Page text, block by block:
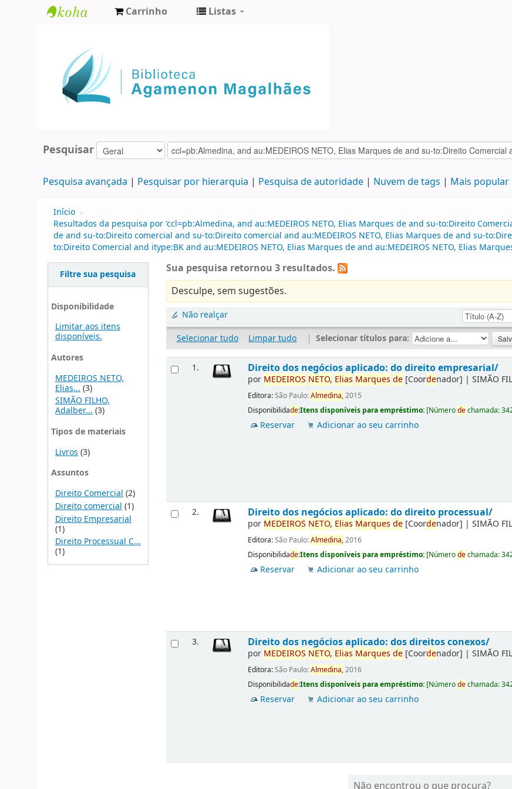
Agamenon
Magalhães
Carrinho Listas
Pesquisar
Pesquisa avançada Pesquisar por hierarquia Pesquisa de autoridade Nuvem de tags Mais popular
Início ›
Resultados da pesquisa por 'ccl=pb:Almedina, and au:MEDEIROS NETO, Elias Marques de and su-to:Direito
de and su-to:Direito comercial and su-to:Direito comercial and au:MEDEIROS NETO, Elias Marques de and su-
to:Direito Comercial and itype:BK and au:MEDEIROS NETO, Elias Marques de and au:MEDEIROS NETO, Elias
Filtre sua pesquisa
Disponibilidade
Limitar aos itens
disponíveis.
Autores
MEDEIROS NETO,
Elias... (3)
SIMÃO FILHO,
Adalber...(3)
Tipos de materiais
Livros (3)
Assuntos
Direito Comercial (2)
Direito comercial (1)
Direito Empresarial
(1)
Direito Processual C...
(1)
Sua pesquisa retornou 3 resultados.
Desculpe, sem sugestões.
Não realçar
Selecionar tudo
Limpar tudo | Selecionar títulos para:
1. Direito dos negócios aplicado: do direito empresarial/
por MEDEIROS NETO, Elias Marques de [Coordenador] |SIMÃO
Editora:São Paulo:Almedina,2015
Disponibilidade:Itens disponíveis para empréstimo: [Númerodechamada:
Reservar Adicionar ao seu carrinho
2. Direito dos negócios aplicado: do direito processual/
por MEDEIROS NETO, Elias Marques de [Coordenador] |SIMÃO
Editora:São Paulo:Almedina,2016
Disponibilidade:Itens disponíveis para empréstimo: [Númerodechamada:
Reservar Adicionar ao seu carrinho
3. Direito dos negócios aplicado: dos direitos conexos/
por MEDEIROS NETO, Elias Marques de [Coordenador] |SIMÃO
Editora:São Paulo:Almedina,2016
Disponibilidade:Itens disponíveis para empréstimo: [Númerodechamada:
Reservar Adicionar ao seu carrinho